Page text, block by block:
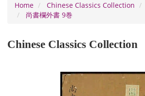
Home
Chinese Classics Collection
尚書欄外書 9巻
Chinese Classics Collection